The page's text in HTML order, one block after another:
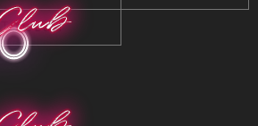
Table Data